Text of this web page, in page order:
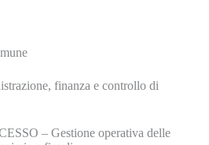
finanza e controllo di
– Gestione operativa delle